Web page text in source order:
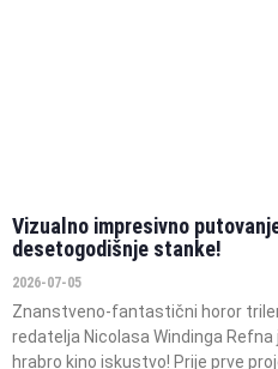
Vizualno impresivno
desetogodišnje stanke!
2026-07-05
Znanstveno-fantastični horor triler
redatelja Nicolasa Windinga
hrabro kino iskustvo! Prije prve